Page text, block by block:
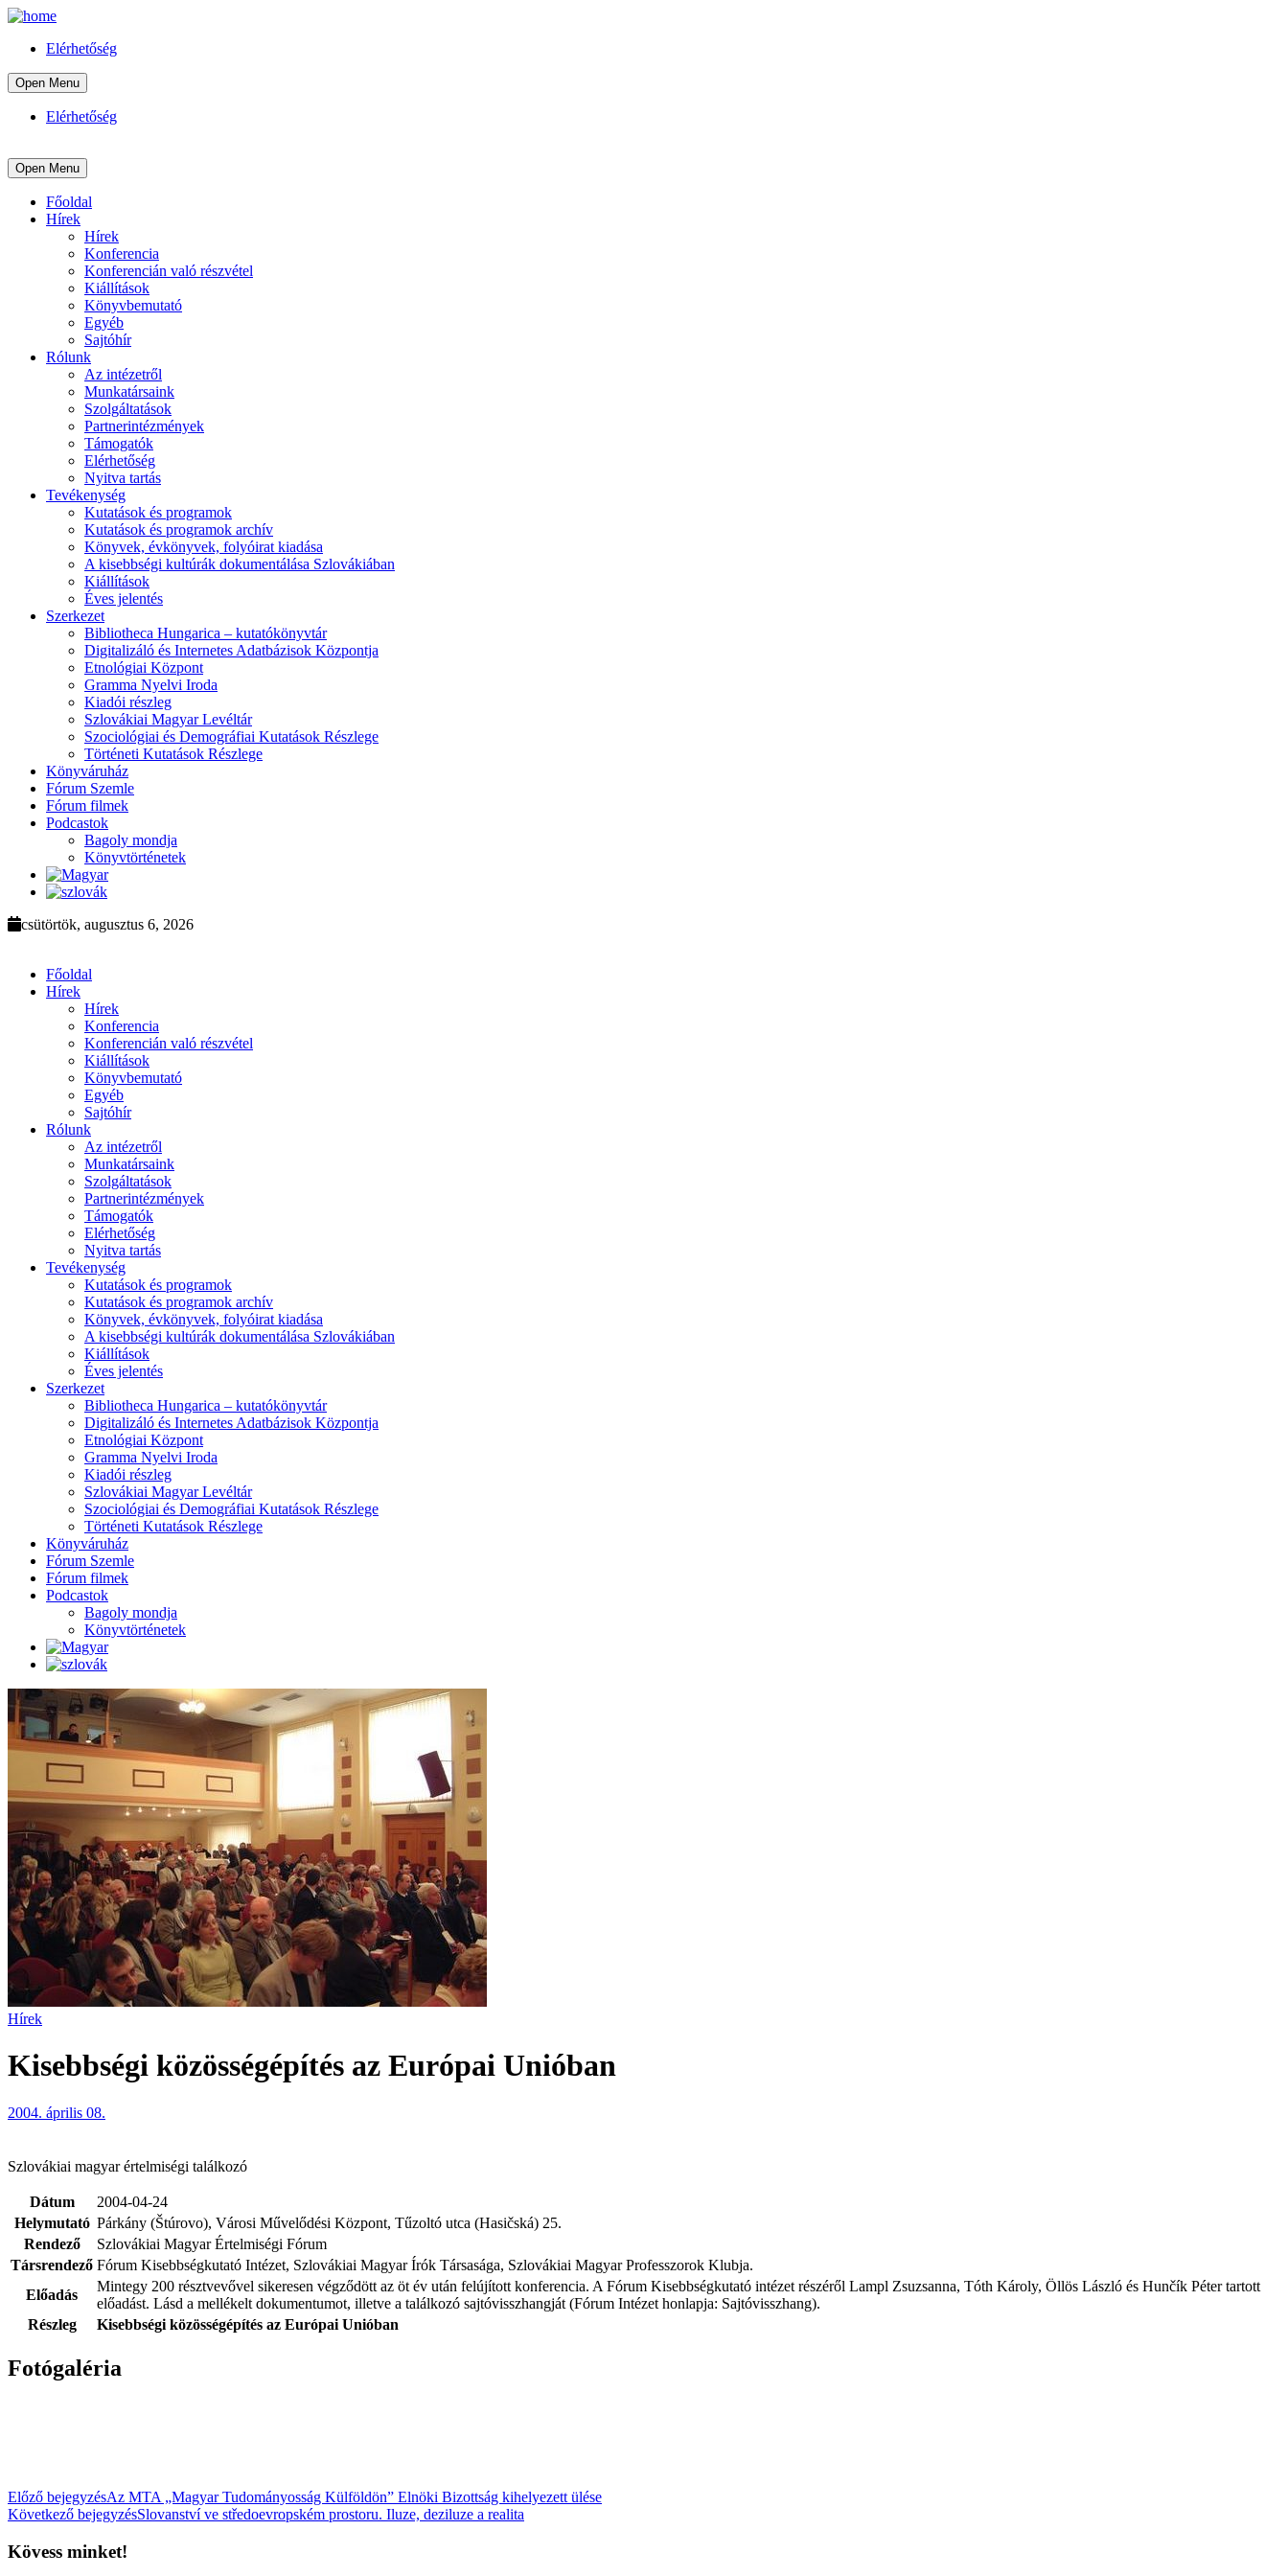
Elérhetőség
Open Menu
Elérhetőség
Open Menu
Főoldal
Hírek
Hírek
Konferencia
Konferencián való részvétel
Kiállítások
Könyvbemutató
Egyéb
Sajtóhír
Rólunk
Az intézetről
Munkatársaink
Szolgáltatások
Partnerintézmények
Támogatók
Elérhetőség
Nyitva tartás
Tevékenység
Kutatások és programok
Kutatások és programok archív
Könyvek, évkönyvek, folyóirat kiadása
A kisebbségi kultúrák dokumentálása Szlovákiában
Kiállítások
Éves jelentés
Szerkezet
Bibliotheca Hungarica – kutatókönyvtár
Digitalizáló és Internetes Adatbázisok Központja
Etnológiai Központ
Gramma Nyelvi Iroda
Kiadói részleg
Szlovákiai Magyar Levéltár
Szociológiai és Demográfiai Kutatások Részlege
Történeti Kutatások Részlege
Könyváruház
Fórum Szemle
Fórum filmek
Podcastok
Bagoly mondja
Könyvtörténetek
csütörtök, augusztus 6, 2026
Főoldal
Hírek
Hírek
Konferencia
Konferencián való részvétel
Kiállítások
Könyvbemutató
Egyéb
Sajtóhír
Rólunk
Az intézetről
Munkatársaink
Szolgáltatások
Partnerintézmények
Támogatók
Elérhetőség
Nyitva tartás
Tevékenység
Kutatások és programok
Kutatások és programok archív
Könyvek, évkönyvek, folyóirat kiadása
A kisebbségi kultúrák dokumentálása Szlovákiában
Kiállítások
Éves jelentés
Szerkezet
Bibliotheca Hungarica – kutatókönyvtár
Digitalizáló és Internetes Adatbázisok Központja
Etnológiai Központ
Gramma Nyelvi Iroda
Kiadói részleg
Szlovákiai Magyar Levéltár
Szociológiai és Demográfiai Kutatások Részlege
Történeti Kutatások Részlege
Könyváruház
Fórum Szemle
Fórum filmek
Podcastok
Bagoly mondja
Könyvtörténetek
Hírek
Kisebbségi közösségépítés az Európai Unióban
2004. április 08.
Szlovákiai magyar értelmiségi találkozó
Dátum
2004-04-24
Helymutató Párkány (Štúrovo), Városi Művelődési Központ, Tűzoltó utca (Hasičská) 25.
Rendező
Szlovákiai Magyar Értelmiségi Fórum
Társrendező Fórum Kisebbségkutató Intézet, Szlovákiai Magyar Írók Társasága, Szlovákiai Magyar Professzorok Klubja.
Előadás
Mintegy 200 résztvevővel sikeresen végződött az öt év után felújított konferencia. A Fórum Kisebbségkutató intézet részéről Lampl Zsuzsanna, Tóth Károly, Öllös László és Hunčík Péter tartott
előadást. Lásd a mellékelt dokumentumot, illetve a találkozó sajtóvisszhangját (Fórum Intézet honlapja: Sajtóvisszhang).
Részleg
Kisebbségi közösségépítés az Európai Unióban
Fotógaléria
Előző bejegyzésAz MTA „Magyar Tudományosság Külföldön” Elnöki Bizottság kihelyezett ülése
Következő bejegyzésSlovanství ve středoevropském prostoru. Iluze, deziluze a realita
Kövess minket!